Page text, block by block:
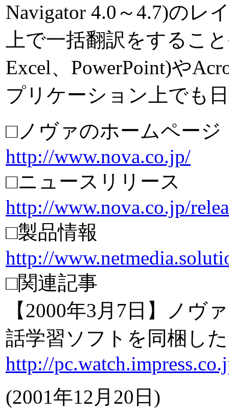
Navigator 4.0～4.7)のレ
上で一括翻訳をするこ
Excel、PowerPoint)や
プリケーション上でも
□ノヴァのホームページ
http://www.nova.co.jp/
□ニュースリリース
http://www.nova.co.jp/
□製品情報
http://
□関連記事
【2000年3月7日】ノヴ
話学習ソフトを同梱し
http://
(2001年12月20日)